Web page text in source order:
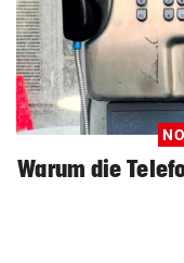
Warum die